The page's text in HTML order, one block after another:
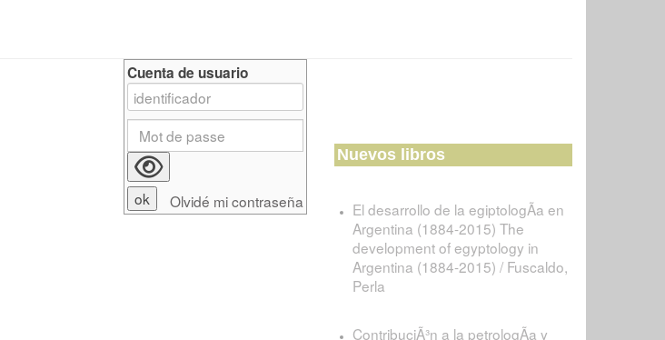
Cuenta de usuario
Olvidé mi contraseña
Nuevos libros
El desarrollo de la egiptologÃ­a en
Argentina (1884-2015) The
development of egyptology in
Argentina (1884-2015) / Fuscaldo,
Perla
ContribuciÃ³n a la petrologÃ­a y